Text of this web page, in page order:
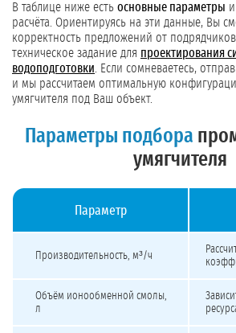
В таблице ниже есть основные параметры
расчёта. Ориентируясь на эти данные, Вы
корректность предложений от
техническое задание для проектирования
водоподготовки . Если сомневаетесь,
и мы рассчитаем оптимальную
умягчителя под Ваш объект.
Параметры подбора
умягчителя
Параметр
Производительность, м³/ч
Объём ионообменной смолы,
л